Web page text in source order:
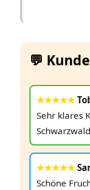
💬
★★★★★
Sehr klares
★★★★★
Schöne